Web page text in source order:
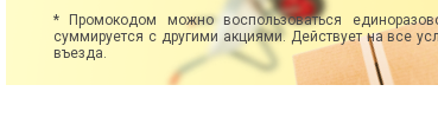
* Промокодом можно воспользоваться
суммируется с другими акциями. Действует на все
въезда.